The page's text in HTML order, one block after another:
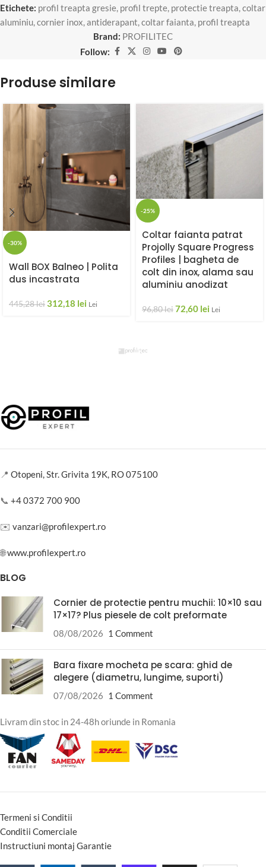
Etichete: profil treapta gresie, profil trepte, protectie treapta,coltar
aluminiu,cornier inox,antiderapant,coltar faianta, profil treapta
Brand: PROFILITEC
Follow:
Produse similare
-30%
Wall BOX Balneo | Polita
dus incastrata
445,28lei312,18 lei Lei
-25%
Coltar faianta patrat
Projolly Square Progress
Profiles | bagheta de
colt din inox, alama sau
aluminiu anodizat
96,80lei72,60 lei Lei
📍 Otopeni, Str. Grivita 19K, RO 075100
📞 +4 0372 700 900
✉️ vanzari@profilexpert.ro
🌐www.profilexpert.ro
BLOG
Cornier de protectie pentru muchii: 10×10 sau
17×17? Plus piesele de colt preformate
08/08/2026 1 Comment
Bara fixare mocheta pe scara: ghid de
alegere (diametru, lungime, suporti)
07/08/2026 1 Comment
Livram din stoc in 24-48h oriunde in Romania
Termeni si Conditii
Conditii Comerciale
Instructiuni montaj Garantie